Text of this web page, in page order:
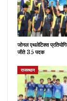
जोनल एथलेटिक्स
जीते 35 पदक
राजस्थान